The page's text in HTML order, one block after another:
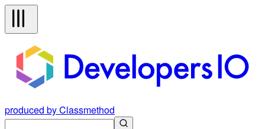
produced by Classmethod